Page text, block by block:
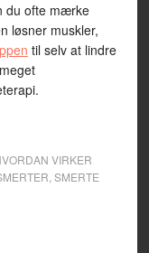
du ofte mærke
løsner muskler,
til selv at lindre
VIRKER
SMERTE